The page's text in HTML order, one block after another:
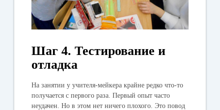
Шаг 4. Тестирование и
отладка
На занятии у учителя-мейкера крайне редко что-то
получается с первого раза. Первый опыт часто
неудачен. Но в этом нет ничего плохого. Это повод